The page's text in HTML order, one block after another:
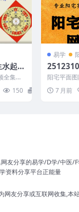
起第
集
全集共
学教
150
易学
集PDF
阳宅平面
7 月前
友分享的易学/D学/中医/
资料分享平台正能量
网友分享或互联网收集,本